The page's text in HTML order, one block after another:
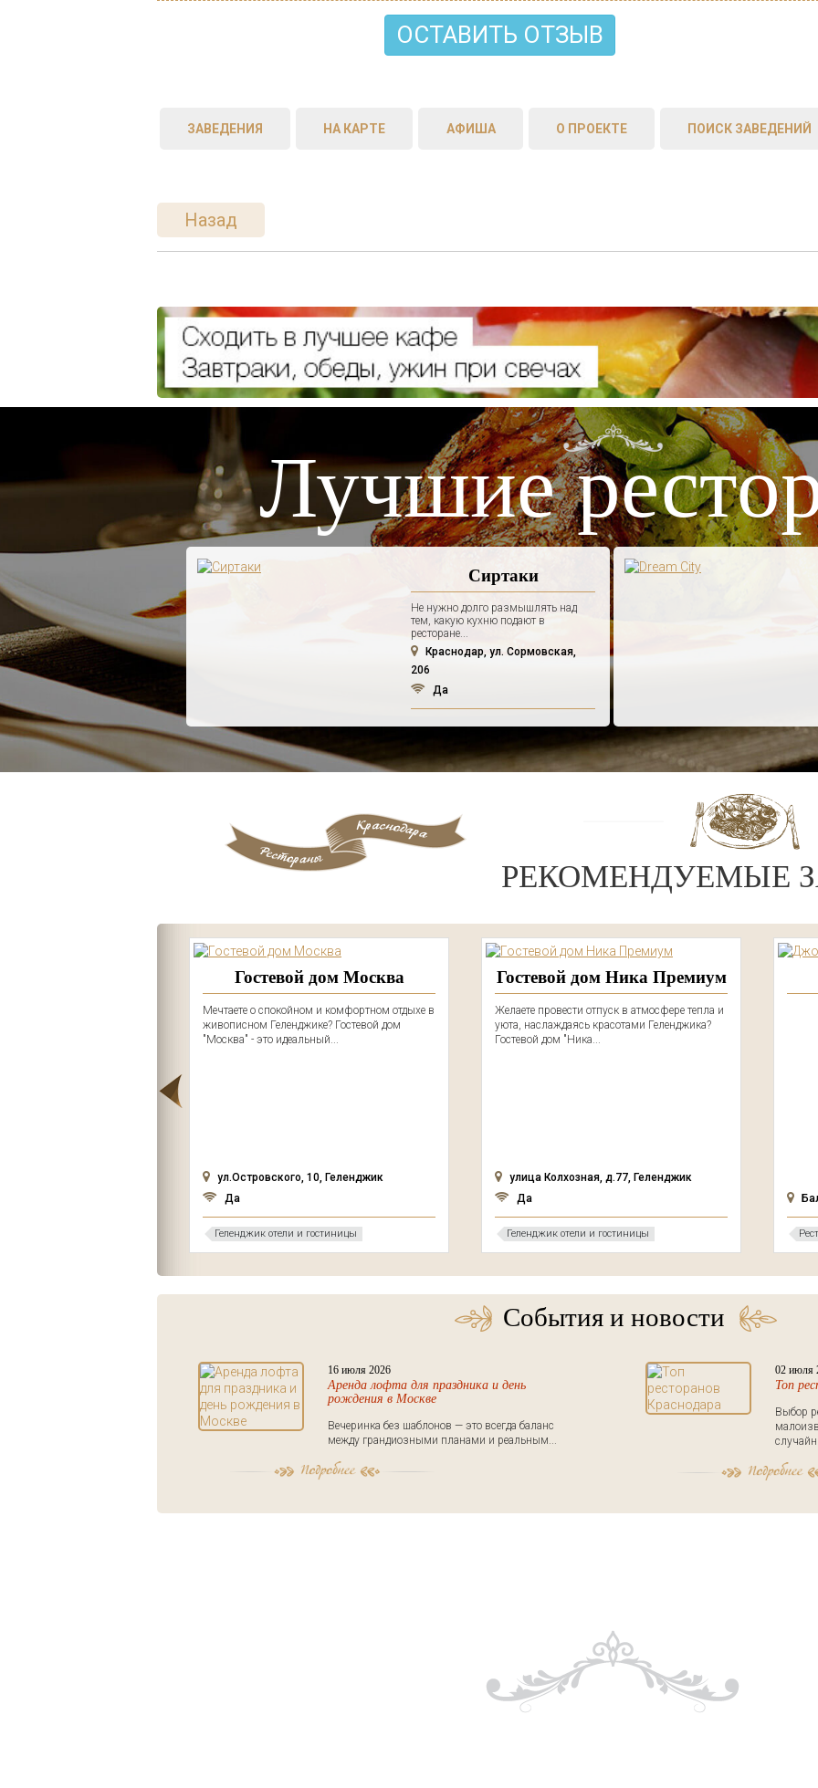
ОСТАВИТЬ ОТЗЫВ
ЗАВЕДЕНИЯ НА КАРТЕ АФИША О ПРОЕКТЕ ПОИСК ЗАВЕДЕНИЙ
Назад
Лучшие
Сиртаки
Не нужно долго размышлять над
тем, какую кухню подают в
ресторане...
Краснодар, ул. Сормовская,
206
Да
РЕКОМЕНДУЕМЫЕ
Гостевой дом Москва
Мечтаете о спокойном и комфортном отдыхе в
живописном Геленджике? Гостевой дом
"Москва" - это идеальный...
ул.Островского, 10, Геленджик
Да
Геленджик отели и гостиницы
Гостевой дом Ника Премиум
Желаете провести отпуск в атмосфере тепла и
уюта, наслаждаясь красотами Геленджика?
Гостевой дом "Ника...
улица Колхозная, д.77, Геленджик
Да
Геленджик отели и гостиницы
События и новости
16 июля 2026
Аренда лофта для праздника и день
рождения в Москве
Вечеринка без шаблонов — это всегда баланс
между грандиозными планами и реальным...
02 июля
Топ
Выбор